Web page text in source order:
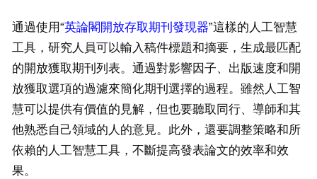
通過使用“英論閣開放存取期刊發現器”這樣的人工智慧
工具，研究人員可以輸入稿件標題和摘要，生成最匹配
的開放獲取期刊列表。通過對影響因子、出版速度和開
放獲取選項的過濾來簡化期刊選擇的過程。雖然人工智
慧可以提供有價值的見解，但也要聽取同行、導師和其
他熟悉自己領域的人的意見。此外，還要調整策略和所
依賴的人工智慧工具，不斷提高發表論文的效率和效
果。